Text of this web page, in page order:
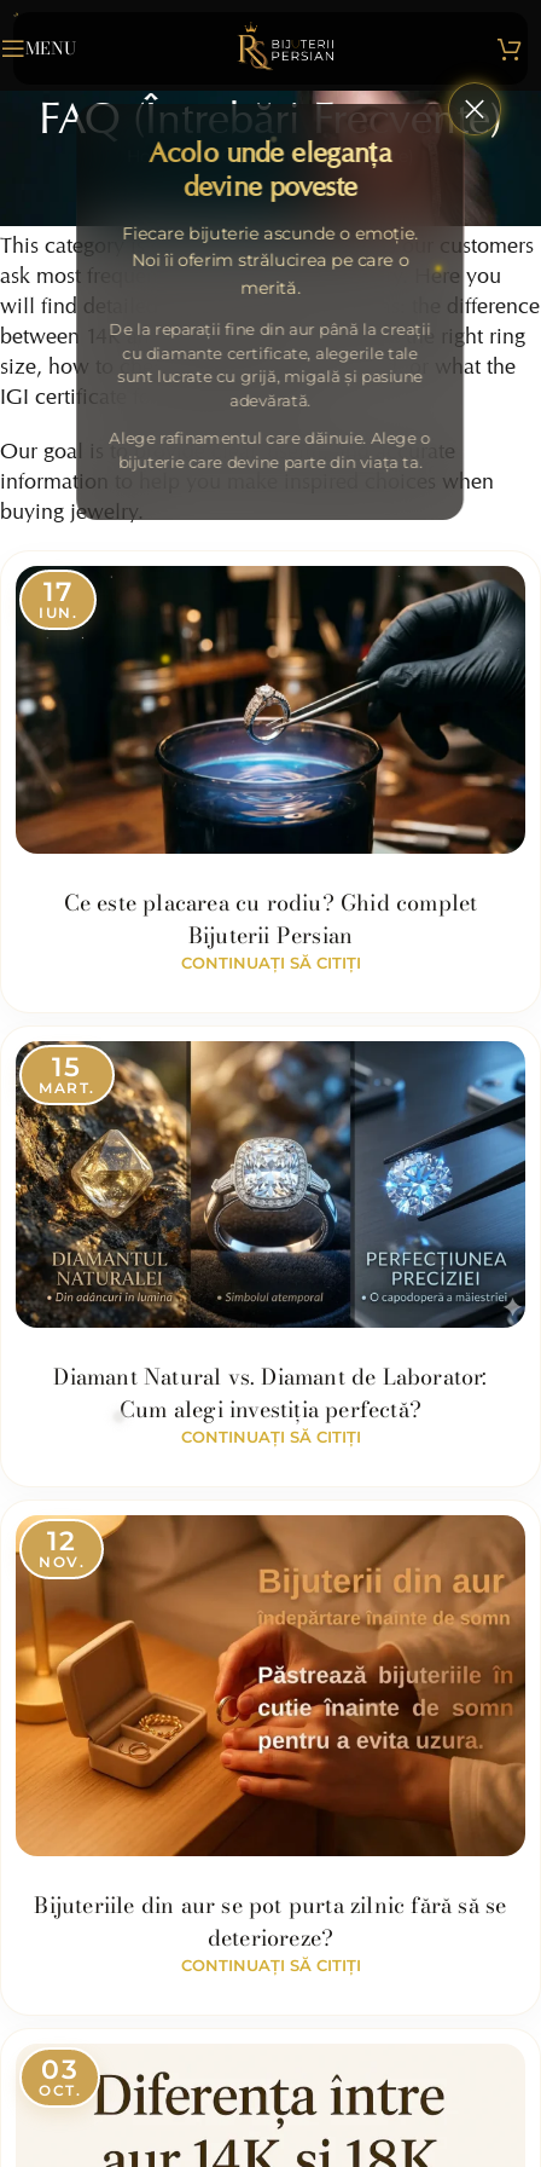
Acolo unde eleganța
devine poveste
Fiecare bijuterie ascunde o emoție.
Noi îi oferim strălucirea pe care o
merită.
De la reparații fine din aur până la creații
cu diamante certificate, alegerile tale
sunt lucrate cu grijă, migală și pasiune
adevărată.
Alege rafinamentul care dăinuie. Alege o
bijuterie care devine parte din viața ta.
MENU
FAQ (Întrebări Frecvente)
Home>FAQ (Întrebări Frecvente)
Frequently Asked Questions – Persian Jewelry
This category is dedicated to the questions our customers
ask most frequently about gold and jewelry. Here you
will find detailed answers to topics such as: the difference
between 14K and 18K gold, how to choose the right ring
size, how to check the authenticity of gold, or what the
IGI certificate for diamonds means.
Our goal is to provide clear, useful, and accurate
information to help you make inspired choices when
buying jewelry.
17
IUN.
Ce este placarea cu rodiu? Ghid complet
Bijuterii Persian
CONTINUAȚI SĂ CITIȚI
15
MART.
Diamant Natural vs. Diamant de Laborator:
Cum alegi investiția perfectă?
CONTINUAȚI SĂ CITIȚI
12
NOV.
Bijuteriile din aur se pot purta zilnic fără să se
deterioreze?
CONTINUAȚI SĂ CITIȚI
03
OCT.